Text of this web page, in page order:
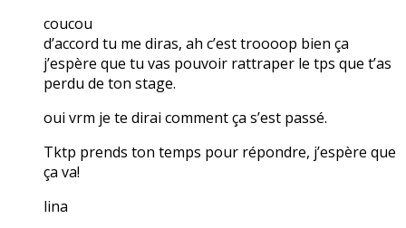
coucou
d’accord tu me diras, ah c’est troooop bien ça
j’espère que tu vas pouvoir rattraper le tps que t’as
perdu de ton stage.
oui vrm je te dirai comment ça s’est passé.
Tktp prends ton temps pour répondre, j’espère que
ça va!
lina